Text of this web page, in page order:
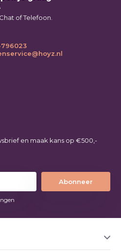
of Telefoon.
796023
en maak kans op €500,-
Abonneer